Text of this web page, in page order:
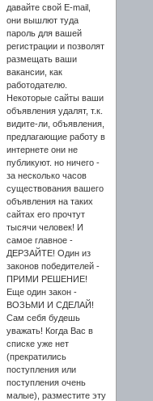
давайте свой E-mail,
они вышлют туда
пароль для вашей
регистрации и позволят
размещать ваши
вакансии, как
работодателю.
Некоторые сайты ваши
объявления удалят, т.к.
видите-ли, объявления,
предлагающие работу в
интернете они не
публикуют. но ничего -
за несколько часов
существования вашего
объявления на таких
сайтах его прочтут
тысячи человек! И
самое главное -
ДЕРЗАЙТЕ! Один из
законов победителей -
ПРИМИ РЕШЕНИЕ!
Еще один закон -
ВОЗЬМИ И СДЕЛАЙ!
Сам себя будешь
уважать! Когда Вас в
списке уже нет
(прекратились
поступления или
поступления очень
малые), разместите эту